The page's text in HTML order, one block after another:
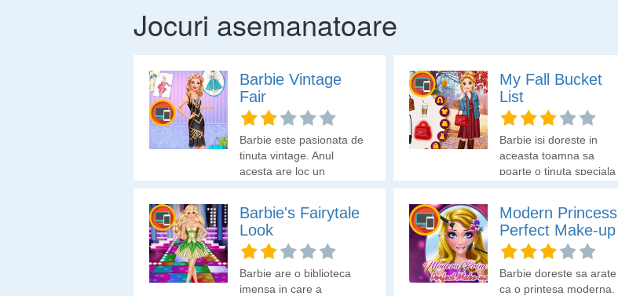
Jocuri asemanatoare
Barbie Vintage
Fair
Barbie este pasionata de
tinuta vintage. Anul
acesta are loc un
eveniment fashion in
achizitooneze cateva
articole vintage. Ajut-o
sa-si alega aceste
care il are la dispozitie.
My Fall Bucket
List
Barbie isi doreste in
aceasta toamna sa
poarte o tinuta speciala
si sa isi decoreze
ajuti in alegerea tinutei si
a decorului in camera?
Barbie's Fairytale
Look
Barbie are o biblioteca
imensa in care a
Modern Princess
Perfect Make-up
Barbie doreste sa arate
ca o printesa moderna.